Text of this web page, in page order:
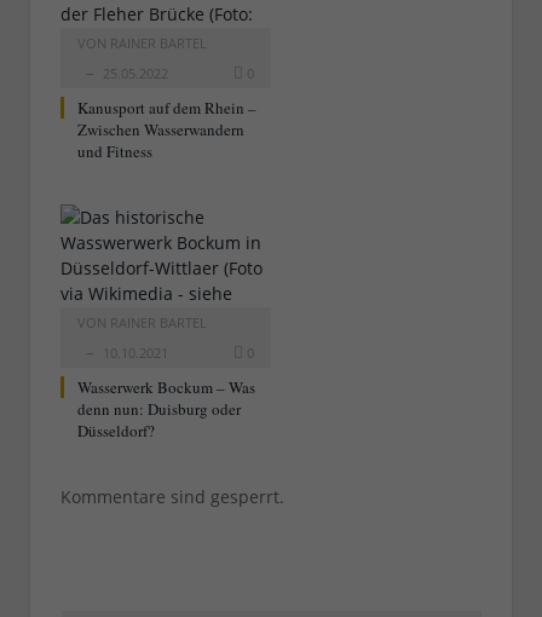
VON RAINER BARTEL
25.05.2022
0
Kanusport auf dem Rhein –
Zwischen Wasserwandern
und Fitness
VON RAINER BARTEL
10.10.2021
0
Wasserwerk Bockum – Was
denn nun: Duisburg oder
Düsseldorf?
Kommentare sind gesperrt.